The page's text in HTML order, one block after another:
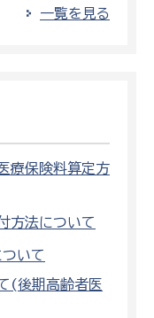
一覧を見る
療保険料算定方
方法について
いて
(後期高齢者医